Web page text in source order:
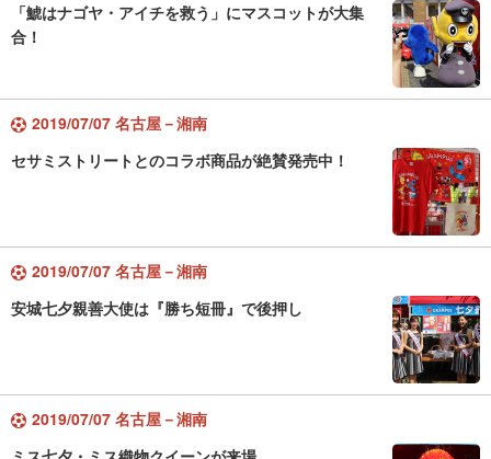
「鯱はナゴヤ・アイチを救う」にマスコットが大集
合！
2019/07/07 名古屋－湘南
セサミストリートとのコラボ商品が絶賛発売中！
2019/07/07 名古屋－湘南
安城七夕親善大使は『勝ち短冊』で後押し
2019/07/07 名古屋－湘南